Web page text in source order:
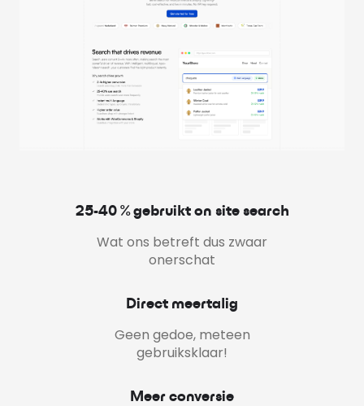
25-40 % gebruikt on site search
Wat ons betreft dus zwaar
onerschat
Direct meertalig
Geen gedoe, meteen
gebruiksklaar!
Meer conversie